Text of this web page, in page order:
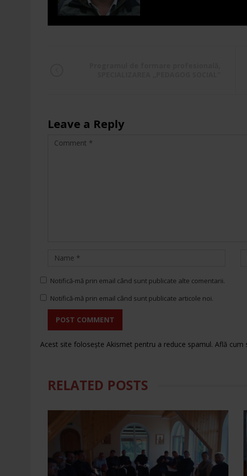
Leave a Reply
Notifică-mă prin email când sunt publicate alte comentarii.
Notifică-mă prin email când sunt publicate articole noi.
POST COMMENT
Acest site folosește Akismet pentru a reduce spamul. Află cum
RELATED POSTS